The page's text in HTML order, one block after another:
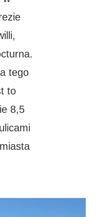
tego
to
8,5